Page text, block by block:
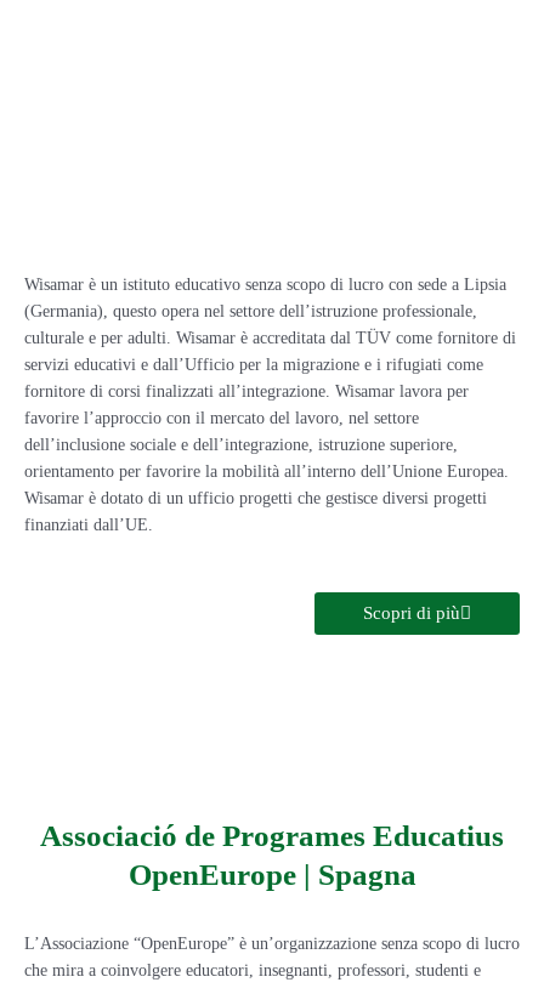
Wisamar è un istituto educativo senza scopo di lucro con sede a Lipsia
(Germania), questo opera nel settore dell’istruzione professionale,
culturale e per adulti. Wisamar è accreditata dal TÜV come fornitore di
servizi educativi e dall’Ufficio per la migrazione e i rifugiati come
fornitore di corsi finalizzati all’integrazione. Wisamar lavora per
favorire l’approccio con il mercato del lavoro, nel settore
dell’inclusione sociale e dell’integrazione, istruzione superiore,
orientamento per favorire la mobilità all’interno dell’Unione Europea.
Wisamar è dotato di un ufficio progetti che gestisce diversi progetti
finanziati dall’UE.
Scopri di più
Associació de Programes Educatius
OpenEurope | Spagna
L’Associazione “OpenEurope” è un’organizzazione senza scopo di lucro
che mira a coinvolgere educatori, insegnanti, professori, studenti e